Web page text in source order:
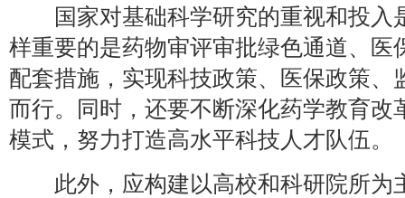
国家对基础科学研究的重视和投入
样重要的是药物审评审批绿色通道、医
配套措施，实现科技政策、医保政策、
而行。同时，还要不断深化药学教育改
模式，努力打造高水平科技人才队伍。
此外，应构建以高校和科研院所为